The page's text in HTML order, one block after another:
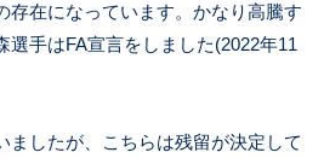
存在になっています。かなり高騰す
選手はFA宣言をしました(2022年11
ましたが、こちらは残留が決定して